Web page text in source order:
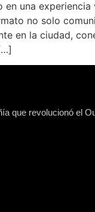
en una experiencia
no solo
en la ciudad,
que revolucionó el